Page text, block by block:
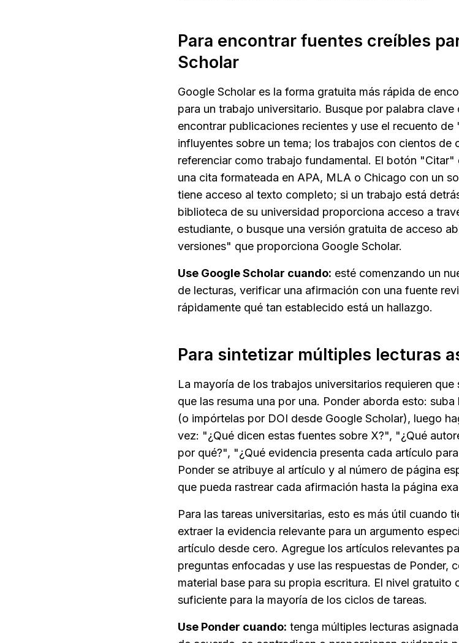
Para encontrar fuentes creíbles
Scholar
Google Scholar es la forma gratuita más rápida de
para un trabajo universitario. Busque por palabra
encontrar publicaciones recientes y use el recuento
influyentes sobre un tema; los trabajos con cientos de
referenciar como trabajo fundamental. El botón
una cita formateada en APA, MLA o Chicago con un
tiene acceso al texto completo; si un trabajo está
biblioteca de su universidad proporciona acceso a
estudiante, o busque una versión gratuita de acceso
versiones" que proporciona Google Scholar.
Use Google Scholar cuando: esté comenzando un
de lecturas, verificar una afirmación con una fuente
rápidamente qué tan establecido está un hallazgo.
Para sintetizar múltiples lecturas
La mayoría de los trabajos universitarios requieren
que las resuma una por una. Ponder aborda esto:
(o impórtelas por DOI desde Google Scholar), luego
vez: "¿Qué dicen estas fuentes sobre X?", "¿Qué
por qué?", "¿Qué evidencia presenta cada artículo
Ponder se atribuye al artículo y al número de página
que pueda rastrear cada afirmación hasta la página
Para las tareas universitarias, esto es más útil cuando
extraer la evidencia relevante para un argumento
artículo desde cero. Agregue los artículos relevantes
preguntas enfocadas y use las respuestas de Ponder,
material base para su propia escritura. El nivel
suficiente para la mayoría de los ciclos de tareas.
Use Ponder cuando: tenga múltiples lecturas